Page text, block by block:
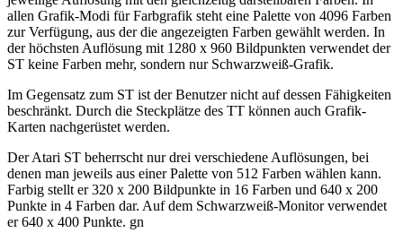
allen Grafik-Modi für Farbgrafik steht eine Palette von 4096 Farben
zur Verfügung, aus der die angezeigten Farben gewählt werden. In
der höchsten Auflösung mit 1280 x 960 Bildpunkten verwendet der
ST keine Farben mehr, sondern nur Schwarzweiß-Grafik.
Im Gegensatz zum ST ist der Benutzer nicht auf dessen Fähigkeiten
beschränkt. Durch die Steckplätze des TT können auch Grafik-
Karten nachgerüstet werden.
Der Atari ST beherrscht nur drei verschiedene Auflösungen, bei
denen man jeweils aus einer Palette von 512 Farben wählen kann.
Farbig stellt er 320 x 200 Bildpunkte in 16 Farben und 640 x 200
Punkte in 4 Farben dar. Auf dem Schwarzweiß-Monitor verwendet
er 640 x 400 Punkte. gn